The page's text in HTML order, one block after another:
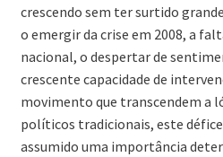
crescendo sem ter surtido
o emergir da crise em 2008, a
nacional, o despertar de
crescente capacidade de
movimento que transcendem a
políticos tradicionais, este
assumido uma importância